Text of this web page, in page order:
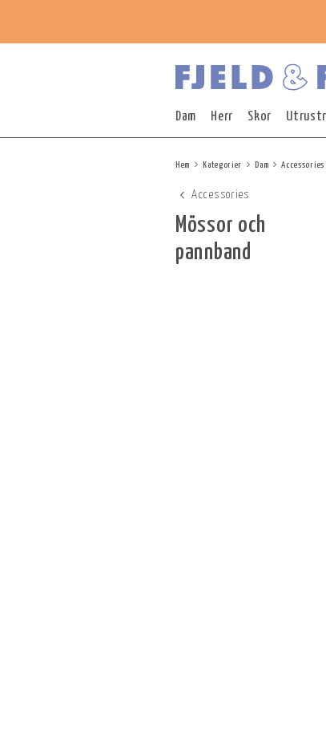
Dam Herr Skor
Hem Kategorier Dam Accessories
Accessories
Mössor och
pannband